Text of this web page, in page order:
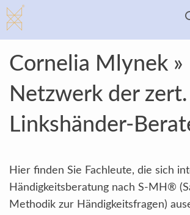
Zum
Inhalt
springen
Cornelia Mlynek »
Netzwerk der zert.
Linkshänder-
Hier finden Sie Fachleute, die sich
Händigkeitsberatung nach S-MH®
Methodik zur Händigkeitsfragen)